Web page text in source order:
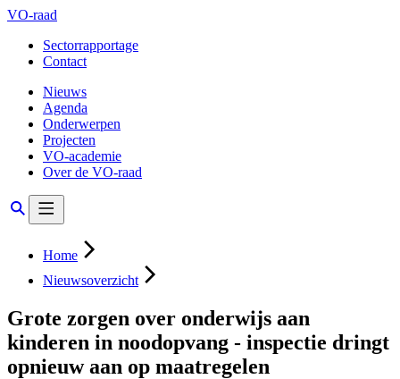
VO-raad
Sectorrapportage
Contact
Nieuws
Agenda
Onderwerpen
Projecten
VO-academie
Over de VO-raad
Home
Nieuwsoverzicht
Grote zorgen over onderwijs aan
kinderen in noodopvang - inspectie dringt
opnieuw aan op maatregelen